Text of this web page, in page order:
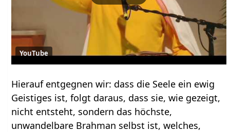
YouTube
Hierauf entgegnen wir: dass die Seele ein ewig
Geistiges ist, folgt daraus, dass sie, wie gezeigt,
nicht entsteht, sondern das höchste,
unwandelbare Brahman selbst ist, welches,